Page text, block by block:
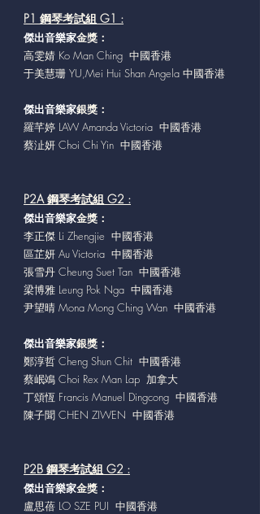
P1 鋼琴考試組 G1 :
傑出音樂家金獎：
高雯婧 Ko Man Ching 中國香港
于美慧珊 YU,Mei Hui Shan Angela 中國香港
傑出音樂家銀獎：
羅芊婷 LAW Amanda Victoria 中國香港
蔡沚妍 Choi Chi Yin 中國香港
P2A 鋼琴考試組 G2 :
傑出音樂家金獎：
李正傑 Li Zhengjie 中國香港
區芷妍 Au Victoria 中國香港
張雪丹 Cheung Suet Tan 中國香港
梁博雅 Leung Pok Nga 中國香港
尹望晴 Mona Mong Ching Wan 中國香港
傑出音樂家銀獎：
鄭淳哲 Cheng Shun Chit 中國香港
蔡岷鴗 Choi Rex Man Lap 加拿大
丁頌恆 Francis Manuel Dingcong 中國香港
陳子聞 CHEN ZIWEN 中國香港
P2B 鋼琴考試組 G2 :
傑出音樂家金獎：
盧思蓓 LO SZE PUI 中國香港